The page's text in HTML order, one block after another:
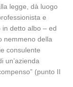
legge, dà luogo
e
detto albo – ed
nemmeno della
consulente
un’azienda
(punto II